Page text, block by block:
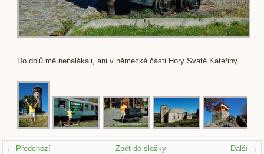
Do dolů mě nenalákali, ani v německé části Hory Svaté Kateřiny
← Předchozí Další →
Zpět do složky